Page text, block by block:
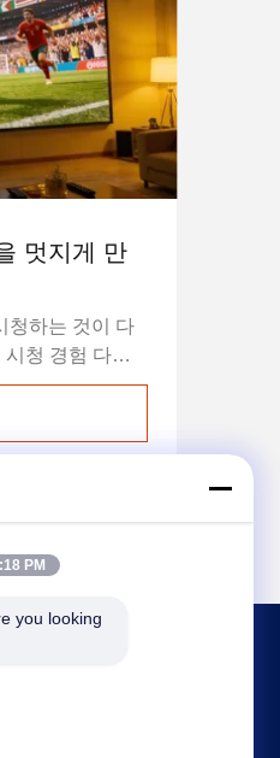
멋지게 만
청하는 것이 다
청 경험 다음
과를 거실로 가
이. 16:9 화면
원하는 LED 홈
암비
공합니다. 홈 시
보다 5~10배 크
진정한 몰입
돋보이게 합
PM
you looking